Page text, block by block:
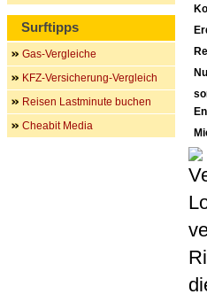
Surftipps
Gas-Vergleiche
KFZ-Versicherung-Vergleich
Reisen Lastminute buchen
Cheabit Media